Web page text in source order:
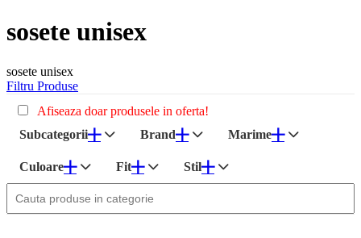
sosete unisex
sosete unisex
Filtru Produse
Afiseaza doar produsele in oferta!
Subcategorii
Brand Marime
Culoare Fit Stil